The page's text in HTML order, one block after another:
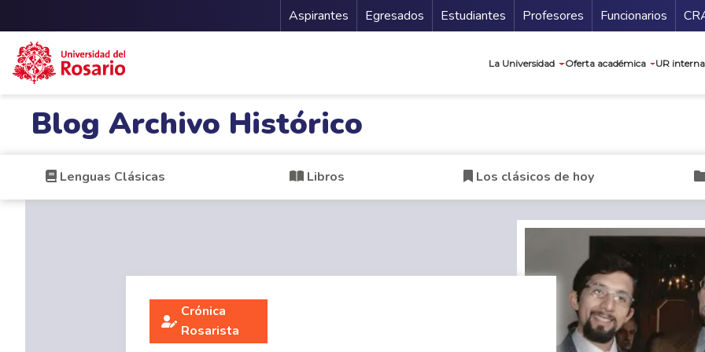
Menu Secundario
Aspirantes Egresados Estudiantes Profesores Funcionarios
La Universidad Oferta académica UR
Blog Archivo Histórico
Lenguas Clásicas Libros Los clásicos de hoy
Crónica
Rosarista